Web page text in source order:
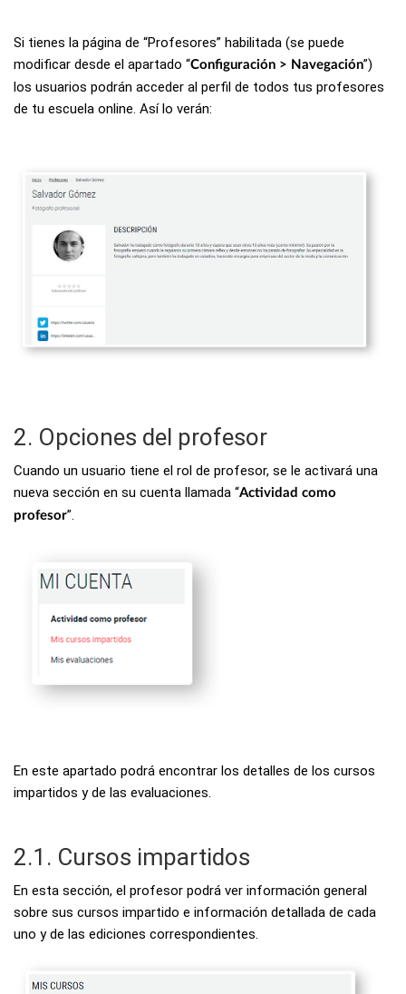
Si tienes la página de “Profesores” habilitada (se puede
modificar desde el apartado “Configuración > Navegación”)
los usuarios podrán acceder al perfil de todos tus profesores
de tu escuela online. Así lo verán:
2. Opciones del profesor
Cuando un usuario tiene el rol de profesor, se le activará una
nueva sección en su cuenta llamada “Actividad como
profesor”.
En este apartado podrá encontrar los detalles de los cursos
impartidos y de las evaluaciones.
2.1. Cursos impartidos
En esta sección, el profesor podrá ver información general
sobre sus cursos impartido e información detallada de cada
uno y de las ediciones correspondientes.